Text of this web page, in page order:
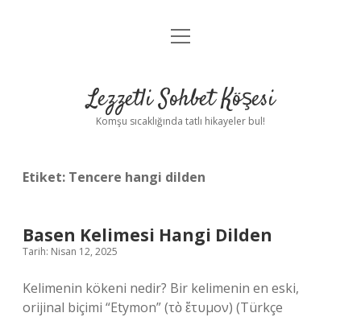
Anasayfa
Yasal Uyarı
menüyü
Lezzetli Sohbet Köşesi
Komşu sıcaklığında tatlı hikayeler bul!
Etiket: Tencere hangi dilden
Basen Kelimesi Hangi Dilden
Tarih: Nisan 12, 2025
Kelimenin kökeni nedir? Bir kelimenin en eski,
orijinal biçimi “Etymon” (τὸ ἔτυμον) (Türkçe